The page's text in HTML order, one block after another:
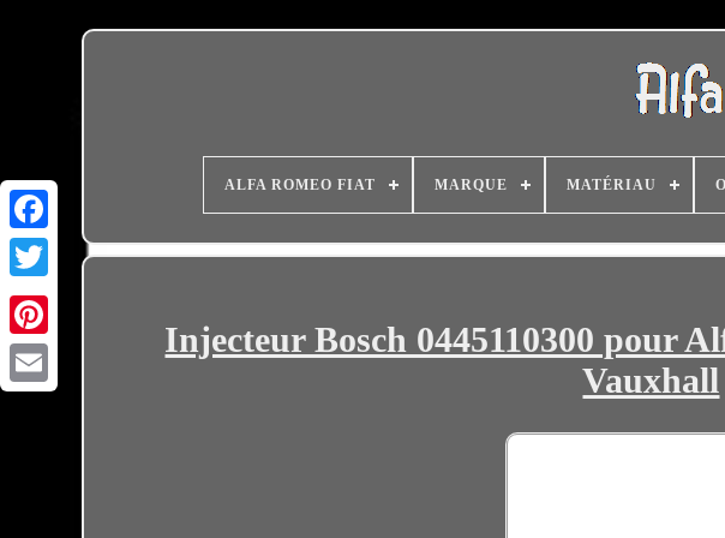
ALFA ROMEO FIAT MARQUE MATÉRIAU
Injecteur Bosch 0445110300 pour
Vauxhall